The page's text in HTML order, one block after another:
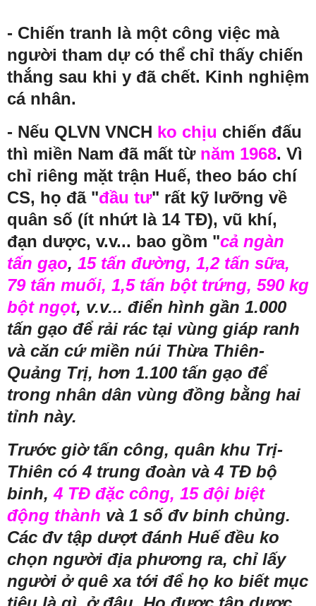
- Chiến tranh là một công việc mà
người tham dự có thể chỉ thấy chiến
thắng sau khi y đã chết. Kinh nghiệm
cá nhân.
- Nếu QLVN VNCH ko chịu chiến đấu
thì miền Nam đã mất từ năm 1968. Vì
chỉ riêng mặt trận Huế, theo báo chí
CS, họ đã "đầu tư" rất kỹ lưỡng về
quân số (ít nhứt là 14 TĐ), vũ khí,
đạn dược, v.v... bao gồm "cả ngàn
tấn gạo, 15 tấn đường, 1,2 tấn sữa,
79 tấn muối, 1,5 tấn bột trứng, 590 kg
bột ngọt, v.v... điển hình gần 1.000
tấn gạo để rải rác tại vùng giáp ranh
và căn cứ miền núi Thừa Thiên-
Quảng Trị, hơn 1.100 tấn gạo để
trong nhân dân vùng đồng bằng hai
tỉnh này.
Trước giờ tấn công, quân khu Trị-
Thiên có 4 trung đoàn và 4 TĐ bộ
binh,4 TĐ đặc công, 15 đội biệt
động thành và 1 số đv binh chủng.
Các đv tập dượt đánh Huế đều ko
chọn người địa phương ra, chỉ lấy
người ở quê xa tới để họ ko biết mục